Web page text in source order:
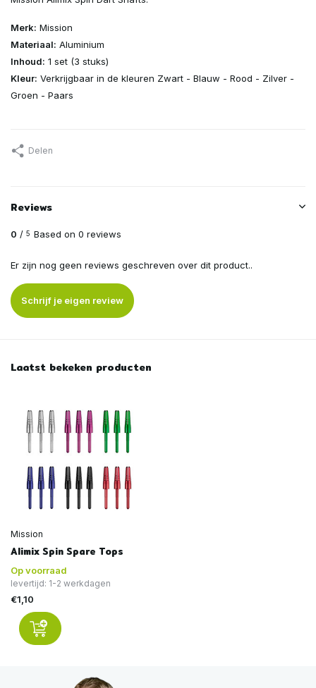
Merk: Mission
Materiaal: Aluminium
Inhoud: 1 set (3 stuks)
Kleur: Verkrijgbaar in de kleuren Zwart - Blauw - Rood - Zilver -
Groen - Paars
Delen
Reviews
0 / 5 Based on 0 reviews
Er zijn nog geen reviews geschreven over dit product..
Schrijf je eigen review
Laatst bekeken producten
Mission
Alimix Spin Spare Tops
Op voorraad
levertijd: 1-2 werkdagen
€1,10